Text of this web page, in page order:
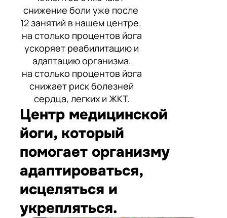
снижение боли уже после
12 занятий в нашем центре.
на столько процентов йога
ускоряет реабилитацию и
адаптацию организма.
на столько процентов йога
снижает риск болезней
сердца, легких и ЖКТ.
Центр медицинской
йоги, который
помогает организму
адаптироваться,
исцеляться и
укрепляться.